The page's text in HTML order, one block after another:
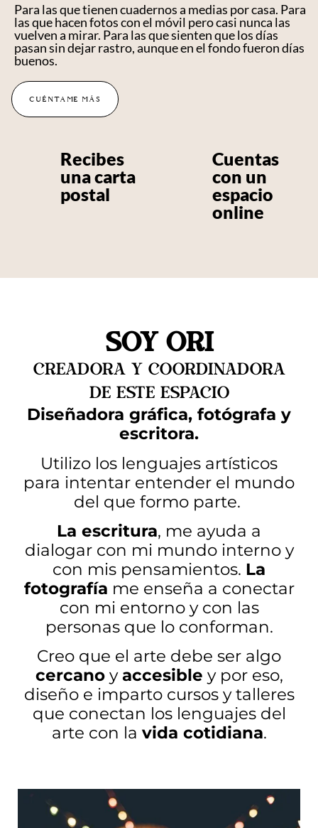
Para las que tienen cuadernos a medias por casa. Para
las que hacen fotos con el móvil pero casi nunca las
vuelven a mirar. Para las que sienten que los días
pasan sin dejar rastro, aunque en el fondo fueron días
buenos.
CUÉNTAME MÁS
Recibes
una carta
postal
Cuentas
con un
espacio
online
soy Ori
Creadora y coordinadora
de este espacio
Diseñadora gráfica, fotógrafa y
escritora.
Utilizo los lenguajes artísticos
para intentar entender el mundo
del que formo parte.
La escritura, me ayuda a
dialogar con mi mundo interno y
con mis pensamientos. La
fotografía me enseña a conectar
con mi entorno y con las
personas que lo conforman.
Creo que el arte debe ser algo
cercanoyaccesible y por eso,
diseño e imparto cursos y talleres
que conectan los lenguajes del
arte con la vida cotidiana.